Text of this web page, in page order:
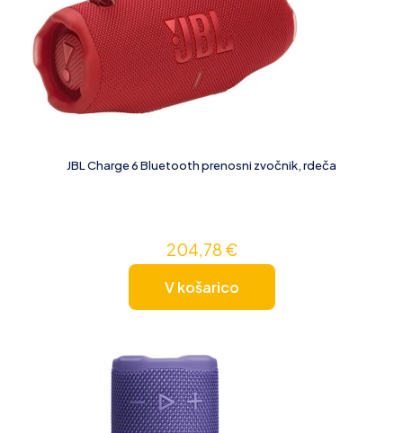
JBL Charge 6 Bluetooth prenosni zvočnik, rdeča
204,78 €
V košarico